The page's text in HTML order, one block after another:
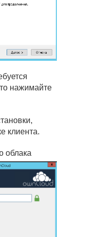
нажимайте
клиента.
облака